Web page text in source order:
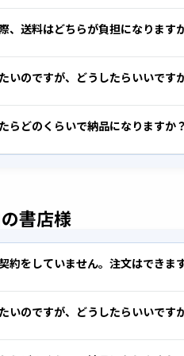
、送料はどちらが負担になりますか
いのですが、どうしたらいいです
らどのくらいで納品になりますか？
書店様
約をしていません。注文はできます
いのですが、どうしたらいいですか